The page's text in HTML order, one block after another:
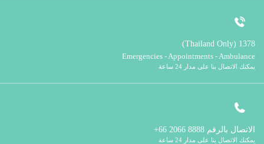
1378 (Thailand Only)
Emergencies - Appointments - Ambulance
يمكنك الاتصال بنا على مدار 24 ساعة
الاتصال بالرقم
يمكنك الاتصال بنا على مدار 24 ساعة